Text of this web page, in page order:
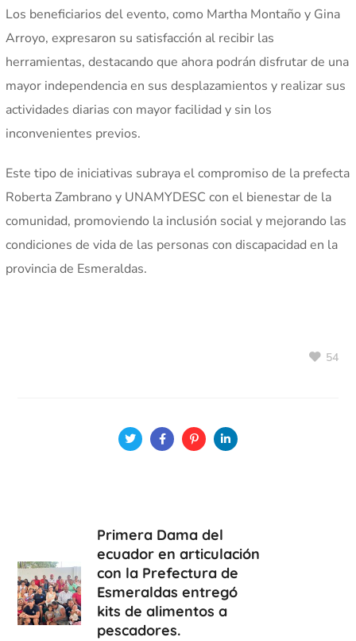
Los beneficiarios del evento, como Martha Montaño y Gina
Arroyo, expresaron su satisfacción al recibir las
herramientas, destacando que ahora podrán disfrutar de una
mayor independencia en sus desplazamientos y realizar sus
actividades diarias con mayor facilidad y sin los
inconvenientes previos.
Este tipo de iniciativas subraya el compromiso de la prefecta
Roberta Zambrano y UNAMYDESC con el bienestar de la
comunidad, promoviendo la inclusión social y mejorando las
condiciones de vida de las personas con discapacidad en la
provincia de Esmeraldas.
54
Primera Dama del
ecuador en articulación
con la Prefectura de
Esmeraldas entregó
kits de alimentos a
pescadores.